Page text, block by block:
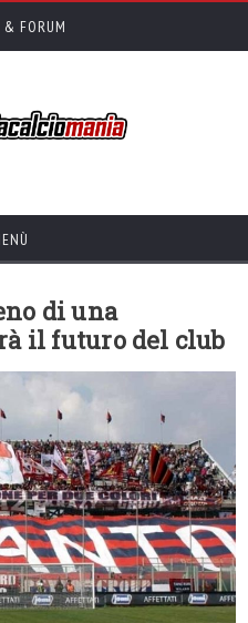
FORUM
di una
il futuro del club